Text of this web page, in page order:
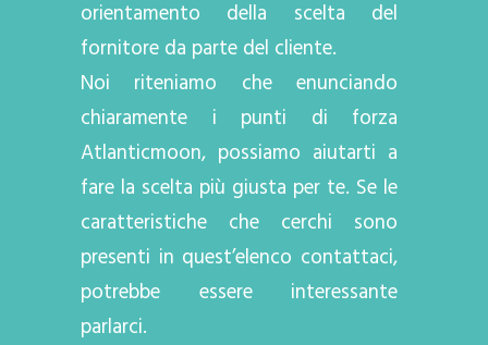
orientamento della scelta del
fornitore da parte del cliente.
Noi riteniamo che enunciando
chiaramente i punti di forza
Atlanticmoon, possiamo aiutarti a
fare la scelta più giusta per te. Se le
caratteristiche che cerchi sono
presenti in quest’elenco contattaci,
potrebbe essere interessante
parlarci.